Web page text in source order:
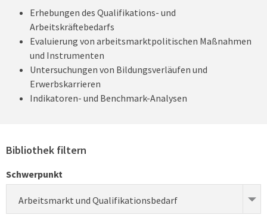
Erhebungen des Qualifikations- und
Arbeitskräftebedarfs
Evaluierung von arbeitsmarktpolitischen Maßnahmen
und Instrumenten
Untersuchungen von Bildungsverläufen und
Erwerbskarrieren
Indikatoren- und Benchmark-Analysen
Bibliothek filtern
Schwerpunkt
Arbeitsmarkt und Qualifikationsbedarf